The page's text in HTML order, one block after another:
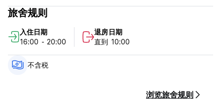
取消政策：抵达前 72 小时。如果延迟取消或未入住，我们将向您
收取入住第一晚的费用。
10:00前退房。
抵达时以现金付款，
不含税 - 每人每晚入住税 1 欧元
一般的：
旅舍规则
入住日期
16:00 - 20:00
退房日期
直到 10:00
不含税
浏览旅舍规则